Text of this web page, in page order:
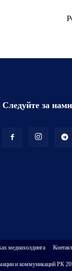
Следуйте за нами
медиахолдинга
и коммуникаций РК